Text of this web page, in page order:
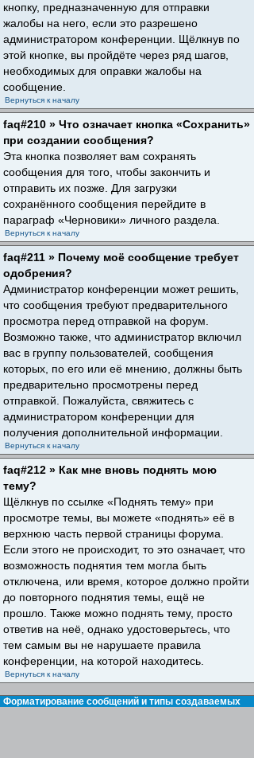
кнопку, предназначенную для отправки
жалобы на него, если это разрешено
администратором конференции. Щёлкнув по
этой кнопке, вы пройдёте через ряд шагов,
необходимых для оправки жалобы на
сообщение.
Вернуться к началу
faq#210 » Что означает кнопка «Сохранить»
при создании сообщения?
Эта кнопка позволяет вам сохранять
сообщения для того, чтобы закончить и
отправить их позже. Для загрузки
сохранённого сообщения перейдите в
параграф «Черновики» личного раздела.
Вернуться к началу
faq#211 » Почему моё сообщение требует
одобрения?
Администратор конференции может решить,
что сообщения требуют предварительного
просмотра перед отправкой на форум.
Возможно также, что администратор включил
вас в группу пользователей, сообщения
которых, по его или её мнению, должны быть
предварительно просмотрены перед
отправкой. Пожалуйста, свяжитесь с
администратором конференции для
получения дополнительной информации.
Вернуться к началу
faq#212 » Как мне вновь поднять мою
тему?
Щёлкнув по ссылке «Поднять тему» при
просмотре темы, вы можете «поднять» её в
верхнюю часть первой страницы форума.
Если этого не происходит, то это означает, что
возможность поднятия тем могла быть
отключена, или время, которое должно пройти
до повторного поднятия темы, ещё не
прошло. Также можно поднять тему, просто
ответив на неё, однако удостоверьтесь, что
тем самым вы не нарушаете правила
конференции, на которой находитесь.
Вернуться к началу
Форматирование сообщений и типы создаваемых